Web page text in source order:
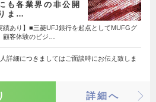
も各業界の非公開
ま…
績あり】■三菱UFJ銀行を起点としてMUFGグ
顧客体験のビジ…
詳細につきましてはご面談時にお伝え致しま
詳細へ